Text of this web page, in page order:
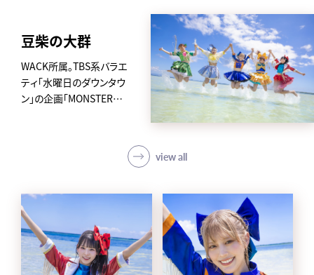
豆柴の大群
WACK所属。TBS系バラエ
ティ「水曜日のダウンタウ
ン」の企画「MONSTER
アイカ・ザ・スパイ、ナオ・オ
ブ・ナオ、レオナエンパイア、
ンスターからなるクロちゃ
んプロデュースの5人組ア
イドルグループ。
avexからメジャーデビュー
view all